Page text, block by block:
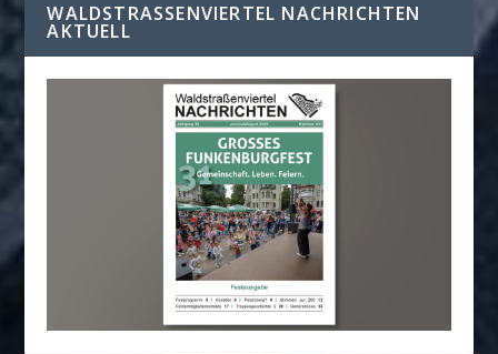
WALDSTRASSENVIERTEL NACHRICHTEN A
KTUELL